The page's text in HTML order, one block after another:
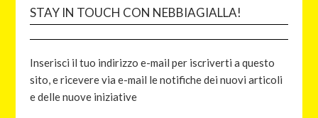
STAY IN TOUCH CON NEBBIAGIALLA!
Inserisci il tuo indirizzo e-mail per iscriverti a questo
sito, e ricevere via e-mail le notifiche dei nuovi articoli
e delle nuove iniziative